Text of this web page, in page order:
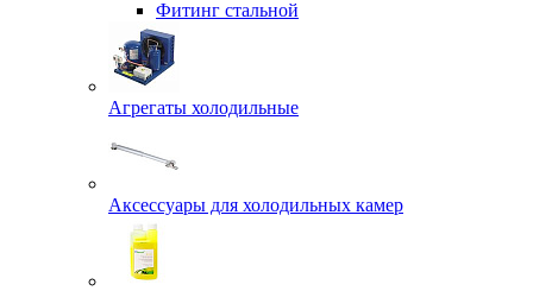
Фитинг стальной
Агрегаты холодильные
Аксессуары для холодильных камер